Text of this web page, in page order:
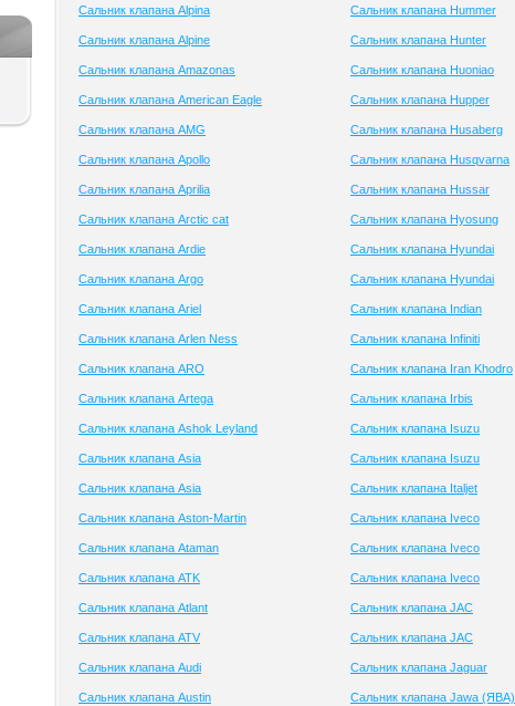
Сальник клапана Alpina
Сальник клапана Alpine
Сальник клапана Amazonas
Сальник клапана American Eagle
Сальник клапана AMG
Сальник клапана Apollo
Сальник клапана Aprilia
Сальник клапана Arctic cat
Сальник клапана Ardie
Сальник клапана Argo
Сальник клапана Ariel
Сальник клапана Arlen Ness
Сальник клапана ARO
Сальник клапана Artega
Сальник клапана Ashok Leyland
Сальник клапана Asia
Сальник клапана Asia
Сальник клапана Aston-Martin
Сальник клапана Ataman
Сальник клапана ATK
Сальник клапана Atlant
Сальник клапана ATV
Сальник клапана Audi
Сальник клапана Austin
Сальник клапана Hummer
Сальник клапана Hunter
Сальник клапана Huoniao
Сальник клапана Hupper
Сальник клапана Husaberg
Сальник клапана Husqvarna
Сальник клапана Hussar
Сальник клапана Hyosung
Сальник клапана Hyundai
Сальник клапана Hyundai
Сальник клапана Indian
Сальник клапана Infiniti
Сальник клапана Iran Khodro
Сальник клапана Irbis
Сальник клапана Isuzu
Сальник клапана Isuzu
Сальник клапана Italjet
Сальник клапана Iveco
Сальник клапана Iveco
Сальник клапана Iveco
Сальник клапана JAC
Сальник клапана JAC
Сальник клапана Jaguar
Сальник клапана Jawa (ЯВА)